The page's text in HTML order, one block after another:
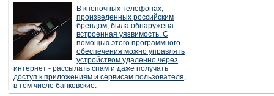
В кнопочных телефонах,
произведенных российским
брендом, была обнаружена
встроенная уязвимость. С
помощью этого программного
обеспечения можно управлять
устройством удаленно через
интернет - рассылать спам и даже получать
доступ к приложениям и сервисам пользователя,
в том числе банковские.